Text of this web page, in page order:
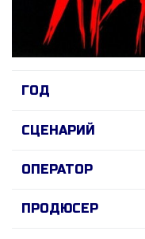
ГОД
СЦЕНАРИЙ
ОПЕРАТОР
ПРОДЮСЕР